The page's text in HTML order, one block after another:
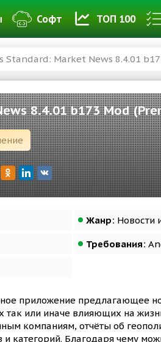
Софт ТОП 100
Standard: Market News 8.4.01
8.4.01 b173 Mod
Жанр: Новости
Требования:
приложение предлагающее
или иначе влияющих на
компаниям, отчёты об
категорий. Благодаря чему